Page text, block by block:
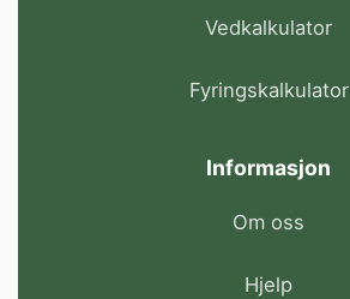
Vedkalkulator
Fyringskalkulator
Informasjon
Om oss
Hjelp